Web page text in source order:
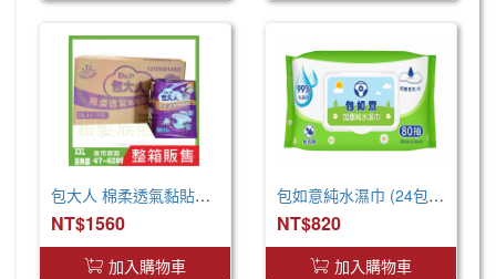
包大人 棉柔透氣黏貼型 成人紙尿褲 XXL 箱購 巨無霸尺寸
NT$1560
加入購物車
包如意純水濕巾 (24包/箱)
NT$820
加入購物車